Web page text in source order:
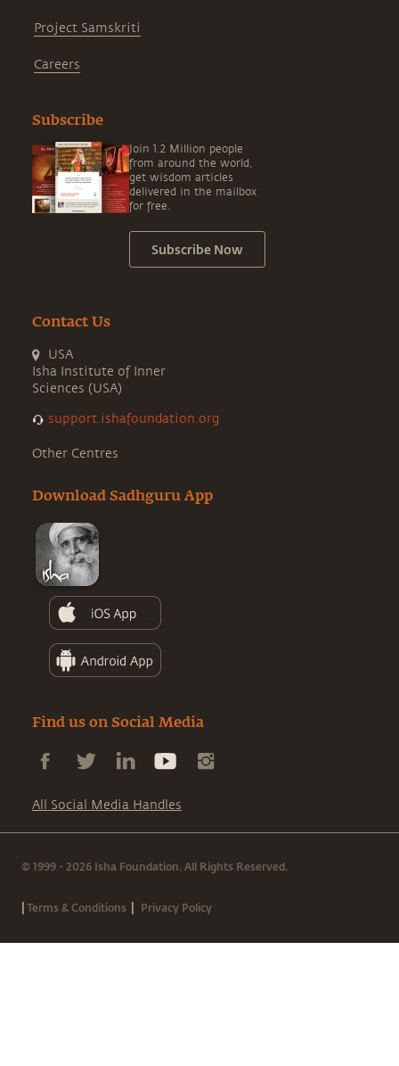
Project Samskriti
Careers
Subscribe
Join 1.2 Million people
from around the world,
get wisdom articles
delivered in the mailbox
for free.
Subscribe Now
Contact Us
USA
Isha Institute of Inner
Sciences (USA)
support.ishafoundation.org
Other Centres
Download Sadhguru App
Find us on Social Media
All Social Media Handles
© 1999 - 2026 Isha Foundation. All Rights Reserved.
|Terms & Conditions | Privacy Policy